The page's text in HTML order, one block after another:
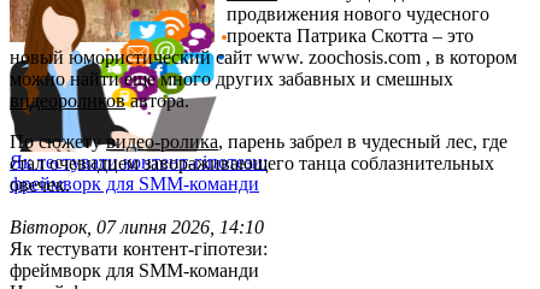
Як тестувати контент-гіпотези:
фреймворк для SMM-команди
Вівторок, 07 липня 2026, 14:10
Як тестувати контент-гіпотези:
фреймворк для SMM-команди
продвижения нового чудесного
проекта Патрика Скотта – это
новый юмористический сайт www. zoochosis.com , в котором
можно найти еще много других забавных и смешных
видеороликовавтора.
По сюжетувидео-ролика, парень забрел в чудесный лес, где
стал очевидцем завораживающего танца соблазнительных
овечек.